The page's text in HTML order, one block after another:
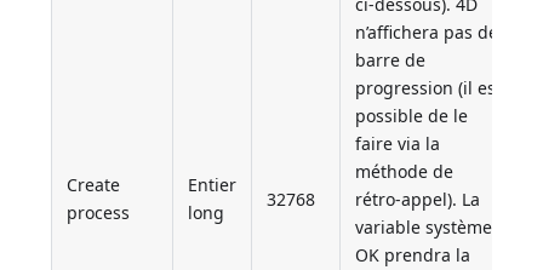
Create
process
Entier
long
32768
n’affichera pas de
barre de
progression (il est
possible de le
faire via la
méthode de
rétro-appel). La
variable système
OK prendra la